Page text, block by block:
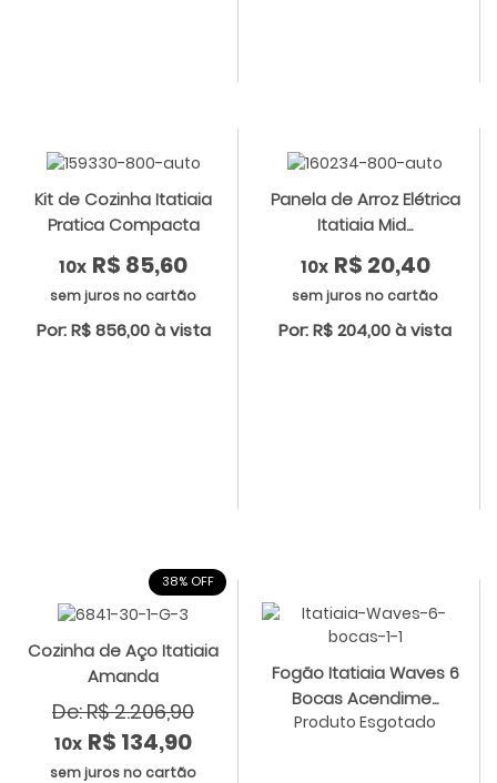
Kit de Cozinha Itatiaia
Pratica Compacta
10x R$ 85,60
sem juros no cartão
Por: R$ 856,00 à vista
Panela de Arroz Elétrica
Itatiaia Mid...
10x R$ 20,40
sem juros no cartão
Por: R$ 204,00 à vista
38% OFF
Cozinha de Aço Itatiaia
Amanda
De: R$ 2.206,90
10x R$ 134,90
sem juros no cartão
Fogão Itatiaia Waves 6
Bocas Acendime...
Produto Esgotado